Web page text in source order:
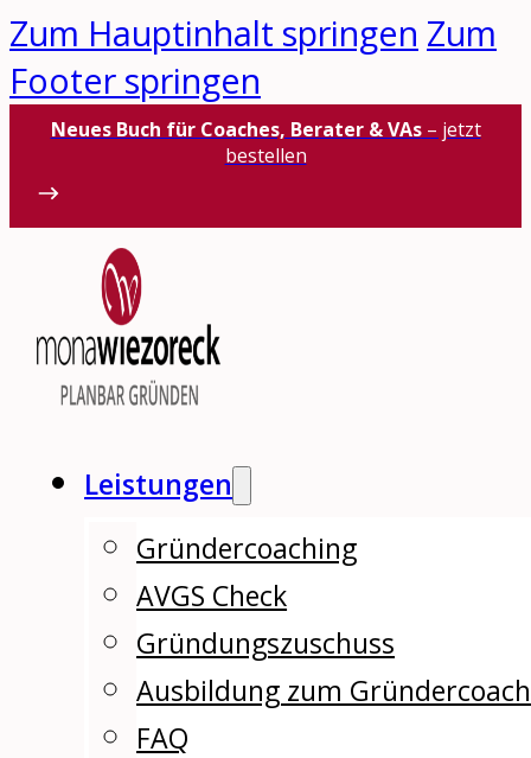
Zum Hauptinhalt springen Zum
Footer springen
Neues Buch für Coaches, Berater & VAs– jetzt
bestellen
Leistungen
Gründercoaching
AVGS Check
Gründungszuschuss
Ausbildung zum Gründercoach
FAQ